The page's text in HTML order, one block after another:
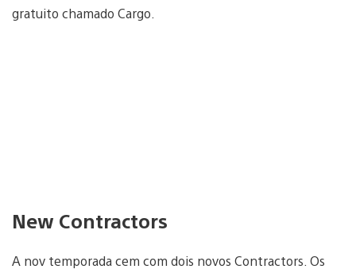
gratuito chamado Cargo.
New Contractors
A nov temporada cem com dois novos Contractors. Os